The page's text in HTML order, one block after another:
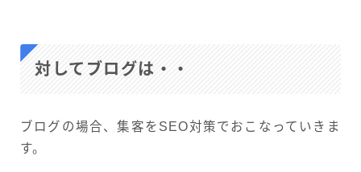
対してブログは・・
ブログの場合、集客をSEO対策でおこなっていきま
す。